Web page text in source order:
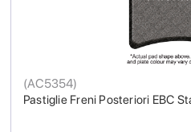
Pastiglie Freni Posteriori EBC
(AC5354)